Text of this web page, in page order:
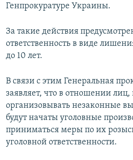
Генпрокуратуре Украины.
За такие действия
ответственность в виде
до 10 лет.
В связи с этим Генеральная
заявляет, что в отношении лиц,
организовывать незаконные
будут начаты уголовные
приниматься меры по их
уголовной ответственности.